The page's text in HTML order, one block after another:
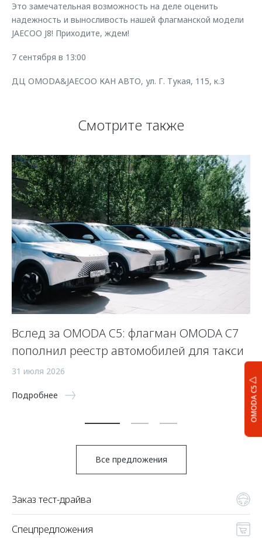
OMODA C5
Это замечательная возможность на деле оценить
надежность и выносливость нашей флагманской модели
JAECOO J8! Приходите, ждем!
7 сентября в 13:00
ДЦ OMODA&JAECOO КАН АВТО, ул. Г. Тукая, 115, к.3
Смотрите также
Вслед за OMODA C5: флагман OMODA C7
пополнил реестр автомобилей для такси
31 июля 2026
Подробнее
5
Все предложения
Заказ тест-драйва
Спецпредложения